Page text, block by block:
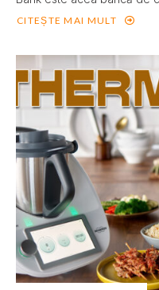
CITEȘTE MAI MULT